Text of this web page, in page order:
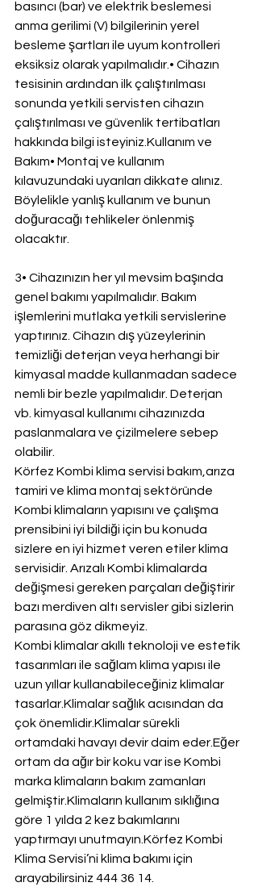
basıncı (bar) ve elektrik beslemesi
anma gerilimi (V) bilgilerinin yerel
besleme şartları ile uyum kontrolleri
eksiksiz olarak yapılmalıdır.• Cihazın
tesisinin ardından ilk çalıştırılması
sonunda yetkili servisten cihazın
çalıştırılması ve güvenlik tertibatları
hakkında bilgi isteyiniz.Kullanım ve
Bakım• Montaj ve kullanım
kılavuzundaki uyarıları dikkate alınız.
Böylelikle yanlış kullanım ve bunun
doğuracağı tehlikeler önlenmiş
olacaktır.
3• Cihazınızın her yıl mevsim başında
genel bakımı yapılmalıdır. Bakım
işlemlerini mutlaka yetkili servislerine
yaptırınız. Cihazın dış yüzeylerinin
temizliği deterjan veya herhangi bir
kimyasal madde kullanmadan sadece
nemli bir bezle yapılmalıdır. Deterjan
vb. kimyasal kullanımı cihazınızda
paslanmalara ve çizilmelere sebep
olabilir.
Körfez Kombi klima servisi bakım,arıza
tamiri ve klima montaj sektöründe
Kombi klimaların yapısını ve çalışma
prensibini iyi bildiği için bu konuda
sizlere en iyi hizmet veren etiler klima
servisidir. Arızalı Kombi klimalarda
değişmesi gereken parçaları değiştirir
bazı merdiven altı servisler gibi sizlerin
parasına göz dikmeyiz.
Kombi klimalar akıllı teknoloji ve estetik
tasarımları ile sağlam klima yapısı ile
uzun yıllar kullanabileceğiniz klimalar
tasarlar.Klimalar sağlık acısından da
çok önemlidir.Klimalar sürekli
ortamdaki havayı devir daim eder.Eğer
ortam da ağır bir koku var ise Kombi
marka klimaların bakım zamanları
gelmiştir.Klimaların kullanım sıklığına
göre 1 yılda 2 kez bakımlarını
yaptırmayı unutmayın.Körfez Kombi
Klima Servisi’ni klima bakımı için
arayabilirsiniz 444 36 14.